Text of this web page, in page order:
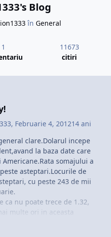
Blog
în General
1
11673
citiri
, Februarie 4, 201214 ani
clare.Dolarul incepe
la baza date care
somajului a
asteptari.Locurile de
cu peste 243 de mii
ca nu poate trece de 1.32,
multe ori in aceasta